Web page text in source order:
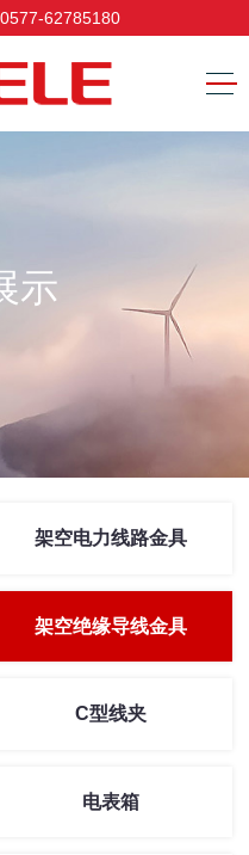
62785180
示
架空电力线路金具
架空绝缘导线金具
C型线夹
电表箱